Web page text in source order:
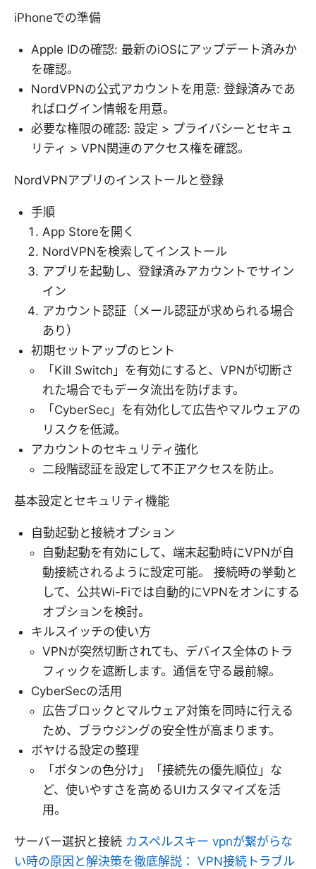
iPhoneでの準備
Apple IDの確認: 最新のiOSにアップデート済みか
を確認。
NordVPNの公式アカウントを用意: 登録済みであ
ればログイン情報を用意。
必要な権限の確認: 設定 > プライバシーとセキュ
リティ > VPN関連のアクセス権を確認。
NordVPNアプリのインストールと登録
手順
App Storeを開く
NordVPNを検索してインストール
アプリを起動し、登録済みアカウントでサイン
イン
アカウント認証（メール認証が求められる場合
あり）
初期セットアップのヒント
「Kill Switch」を有効にすると、VPNが切断さ
れた場合でもデータ流出を防げます。
「CyberSec」を有効化して広告やマルウェアの
リスクを低減。
アカウントのセキュリティ強化
二段階認証を設定して不正アクセスを防止。
基本設定とセキュリティ機能
自動起動と接続オプション
自動起動を有効にして、端末起動時にVPNが自
動接続されるように設定可能。 接続時の挙動と
して、公共Wi-Fiでは自動的にVPNをオンにする
オプションを検討。
キルスイッチの使い方
VPNが突然切断されても、デバイス全体のトラ
フィックを遮断します。通信を守る最前線。
CyberSecの活用
広告ブロックとマルウェア対策を同時に行える
ため、ブラウジングの安全性が高まります。
ボヤける設定の整理
「ボタンの色分け」「接続先の優先順位」な
ど、使いやすさを高めるUIカスタマイズを活
用。
サーバー選択と接続 カスペルスキー vpnが繋がらな
い時の原因と解決策を徹底解説： VPN接続トラブル